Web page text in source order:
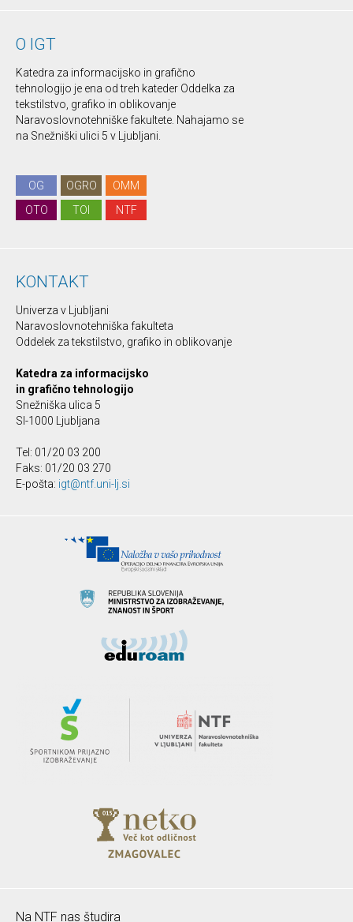
O IGT
Katedra za informacijsko in grafično
tehnologijo je ena od treh kateder Oddelka za
tekstilstvo, grafiko in oblikovanje
Naravoslovnotehniške fakultete. Nahajamo se
na Snežniški ulici 5 v Ljubljani.
OG OGRO
OMM
OTO
TOI NTF
KONTAKT
Univerza v Ljubljani
Naravoslovnotehniška fakulteta
Oddelek za tekstilstvo, grafiko in oblikovanje
Katedra za informacijsko
in grafično tehnologijo
Snežniška ulica 5
SI-1000 Ljubljana
Tel: 01/20 03 200
Faks: 01/20 03 270
E-pošta: igt@ntf.uni-lj.si
Na NTF nas študira